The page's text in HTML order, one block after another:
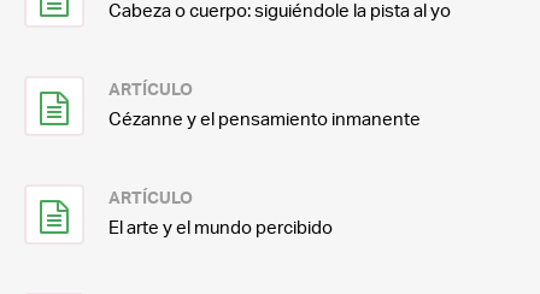
Cabeza o cuerpo: siguiéndole la pista al yo
ARTÍCULO
Cézanne y el pensamiento inmanente
ARTÍCULO
El arte y el mundo percibido